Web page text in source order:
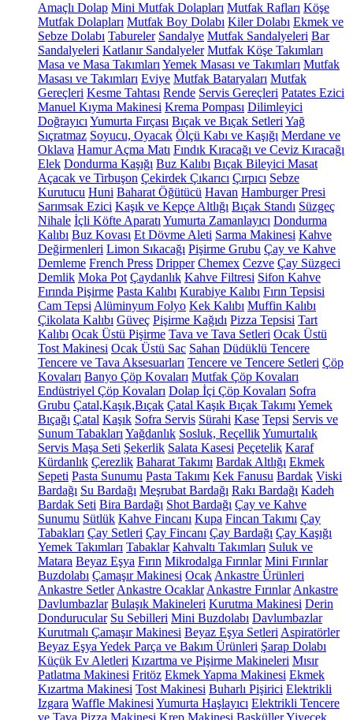
Amaçlı Dolap Mini Mutfak Dolapları Mutfak Rafları Köşe
Mutfak Dolapları Mutfak Boy Dolabı Kiler Dolabı Ekmek ve
Sebze Dolabı Tabureler Sandalye Mutfak Sandalyeleri Bar
Sandalyeleri Katlanır Sandalyeler Mutfak Köşe Takımları
Masa ve Masa Takımları Yemek Masası ve Takımları Mutfak
Masası ve Takımları Eviye Mutfak Bataryaları Mutfak
Gereçleri Kesme Tahtası Rende Servis Gereçleri Patates Ezici
Manuel Kıyma Makinesi Krema Pompası Dilimleyici
Doğrayıcı Yumurta Fırçası Bıçak ve Bıçak Setleri Yağ
Sıçratmaz Soyucu, Oyacak Ölçü Kabı ve Kaşığı Merdane ve
Oklava Hamur Açma Matı Fındık Kıracağı ve Ceviz Kıracağı
Elek Dondurma Kaşığı Buz Kalıbı Bıçak Bileyici Masat
Açacak ve Tirbuşon Çekirdek Çıkarıcı Çırpıcı Sebze
Kurutucu Huni Baharat Öğütücü Havan Hamburger Presi
Sarımsak Ezici Kaşık ve Kepçe Altlığı Bıçak Standı Süzgeç
Nihale İçli Köfte Aparatı Yumurta Zamanlayıcı Dondurma
Kalıbı Buz Kovası Et Dövme Aleti Sarma Makinesi Kahve
Değirmenleri Limon Sıkacağı Pişirme Grubu Çay ve Kahve
Demleme French Press Dripper Chemex Cezve Çay Süzgeci
Demlik Moka Pot Çaydanlık Kahve Filtresi Sifon Kahve
Fırında Pişirme Pasta Kalıbı Kurabiye Kalıbı Fırın Tepsisi
Cam Tepsi Alüminyum Folyo Kek Kalıbı Muffin Kalıbı
Çikolata Kalıbı Güveç Pişirme Kağıdı Pizza Tepsisi Tart
Kalıbı Ocak Üstü Pişirme Tava ve Tava Setleri Ocak Üstü
Tost Makinesi Ocak Üstü Sac Sahan Düdüklü Tencere
Tencere ve Tava Aksesuarları Tencere ve Tencere Setleri Çöp
Kovaları Banyo Çöp Kovaları Mutfak Çöp Kovaları
Endüstriyel Çöp Kovaları Dolap İçi Çöp Kovaları Sofra
Grubu Çatal,Kaşık,Bıçak Çatal Kaşık Bıçak Takımı Yemek
Bıçağı Çatal Kaşık Sofra Servis Sürahi Kase Tepsi Servis ve
Sunum Tabakları Yağdanlık Sosluk, ReçellikYumurtalık
Servis Maşa Seti Şekerlik Salata Kasesi Peçetelik Karaf
Kürdanlık Çerezlik Baharat Takımı Bardak Altlığı Ekmek
Sepeti Pasta Sunumu Pasta Takımı Kek Fanusu Bardak Viski
Bardağı Su Bardağı Meşrubat Bardağı Rakı Bardağı Kadeh
Bardak Seti Bira Bardağı Shot Bardağı Çay ve Kahve
Sunumu Sütlük Kahve Fincanı Kupa Fincan Takımı Çay
Tabakları Çay Setleri Çay Fincanı Çay Bardağı Çay Kaşığı
Yemek Takımları Tabaklar Kahvaltı Takımları Suluk ve
Matara Beyaz Eşya Fırın Mikrodalga Fırınlar Mini Fırınlar
Buzdolabı Çamaşır Makinesi Ocak Ankastre Ürünleri
Ankastre Setler Ankastre Ocaklar Ankastre Fırınlar Ankastre
Davlumbazlar Bulaşık Makineleri Kurutma Makinesi Derin
Dondurucular Su Sebilleri Mini Buzdolabı Davlumbazlar
Kurutmalı Çamaşır Makinesi Beyaz Eşya Setleri Aspiratörler
Beyaz Eşya Yedek Parça ve Bakım Ürünleri Şarap Dolabı
Küçük Ev Aletleri Kızartma ve Pişirme Makineleri Mısır
Patlatma Makinesi Fritöz Ekmek Yapma Makinesi Ekmek
Kızartma Makinesi Tost Makinesi Buharlı Pişirici Elektrikli
Izgara Waffle Makinesi Yumurta Haşlayıcı Elektrikli Tencere
ve Tava Pizza Makinesi Krep Makinesi BasküllerYiyecek